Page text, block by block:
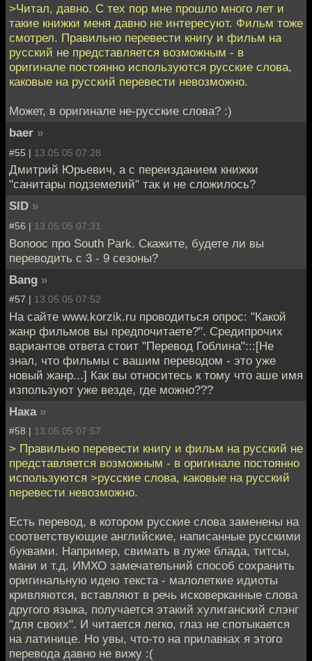
>Читал, давно. С тех пор мне прошло много лет и
такие книжки меня давно не интересуют. Фильм тоже
смотрел. Правильно перевести книгу и фильм на
русский не представляется возможным - в
оригинале постоянно используются русские слова,
каковые на русский перевести невозможно.
Может, в оригинале не-русские слова? :)
baer »
#55 | 13.05.05 07:28
Дмитрий Юрьевич, а с переизданием книжки
"санитары подземелий" так и не сложилось?
SID »
#56 | 13.05.05 07:31
Вопоос про South Park. Скажите, будете ли вы
переводить с 3 - 9 сезоны?
Bang »
#57 | 13.05.05 07:52
На сайте www.korzik.ru проводиться опрос: "Какой
жанр фильмов вы предпочитаете?". Средипрочих
вариантов ответа стоит "Перевод Гоблина":::[Не
знал, что фильмы с вашим переводом - это уже
новый жанр...] Как вы относитесь к тому что аше имя
изпользуют уже везде, где можно???
Нака »
#58 | 13.05.05 07:57
> Правильно перевести книгу и фильм на русский не
представляется возможным - в оригинале постоянно
используются >русские слова, каковые на русский
перевести невозможно.
Есть перевод, в котором русские слова заменены на
соответствующие английские, написанные русскими
буквами. Например, свимать в луже блада, титсы,
мани и т.д. ИМХО замечательний способ сохранить
оригинальную идею текста - малолеткие идиоты
кривляются, вставляют в речь исковерканные слова
другого языка, получается этакий хулиганский слэнг
"для своих". И читается легко, глаз не спотыкается
на латинице. Но увы, что-то на прилавках я этого
перевода давно не вижу :(